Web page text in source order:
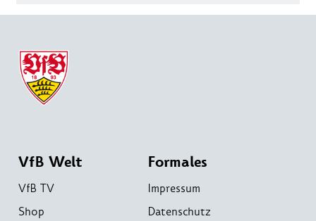
VfB Welt
VfB TV
Shop
Formales
Impressum
Datenschutz